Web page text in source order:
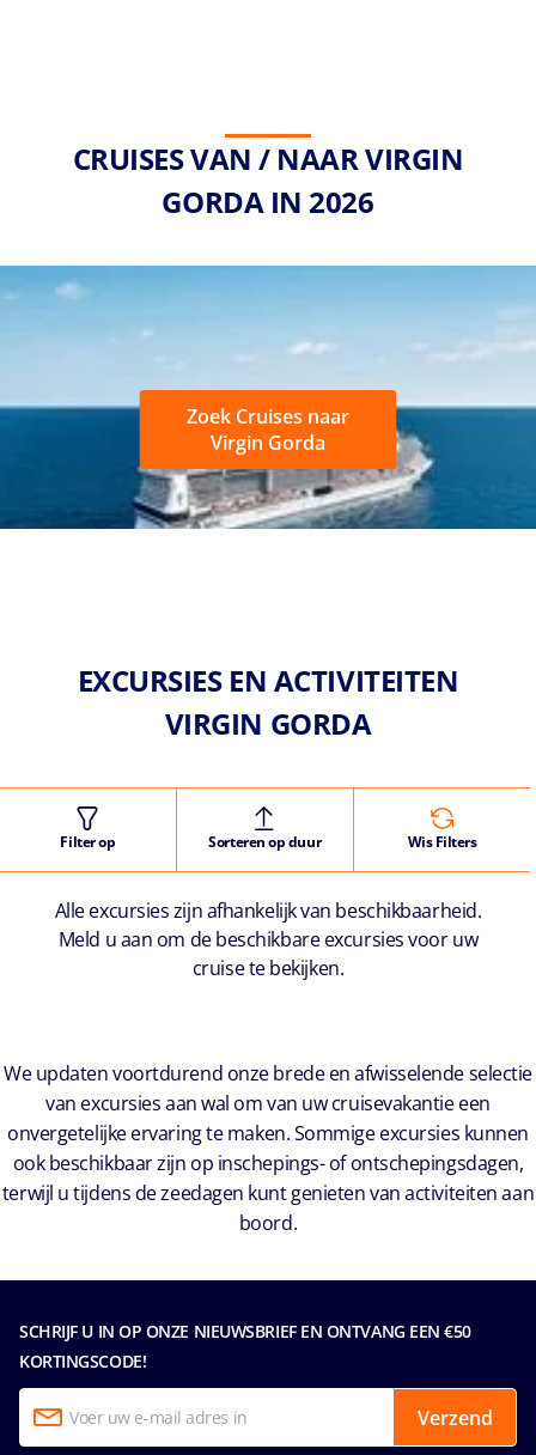
CRUISES VAN / NAAR VIRGIN
GORDA IN 2026
Zoek Cruises naar
Virgin Gorda
EXCURSIES EN ACTIVITEITEN
VIRGIN GORDA
Filter op Sorteren op duur Wis Filters
Alle excursies zijn afhankelijk van beschikbaarheid.
Meld u aan om de beschikbare excursies voor uw
cruise te bekijken.
We updaten voortdurend onze brede en afwisselende selectie
van excursies aan wal om van uw cruisevakantie een
onvergetelijke ervaring te maken. Sommige excursies kunnen
ook beschikbaar zijn op inschepings- of ontschepingsdagen,
terwijl u tijdens de zeedagen kunt genieten van activiteiten aan
boord.
SCHRIJF U IN OP ONZE NIEUWSBRIEF EN ONTVANG EEN €50
KORTINGSCODE!
Verzend